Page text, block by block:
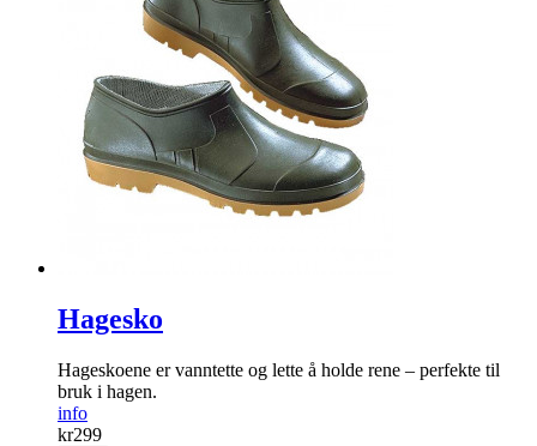
Hagesko
Hageskoene er vanntette og lette å holde rene – perfekte til
bruk i hagen.
info
kr299